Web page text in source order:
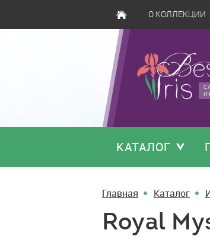
О КОЛЛЕКЦИИ
КАТАЛОГ
Главная Каталог
Royal